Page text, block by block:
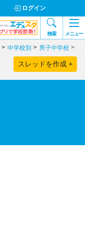
ログイン
検索 メニュー
中学校別 男子中学校
スレッドを作成 +